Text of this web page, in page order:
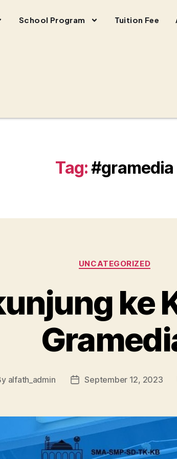
School Program Tuition Fee
Tag:#gramedia
UNCATEGORIZED
ke
alfath_admin September 12, 2023